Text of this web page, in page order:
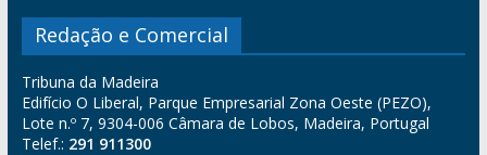
Redação e Comercial
Tribuna da Madeira
Edifício O Liberal, Parque Empresarial Zona Oeste (PEZO),
Lote n.º 7, 9304-006 Câmara de Lobos, Madeira, Portugal
Telef.: 291 911300